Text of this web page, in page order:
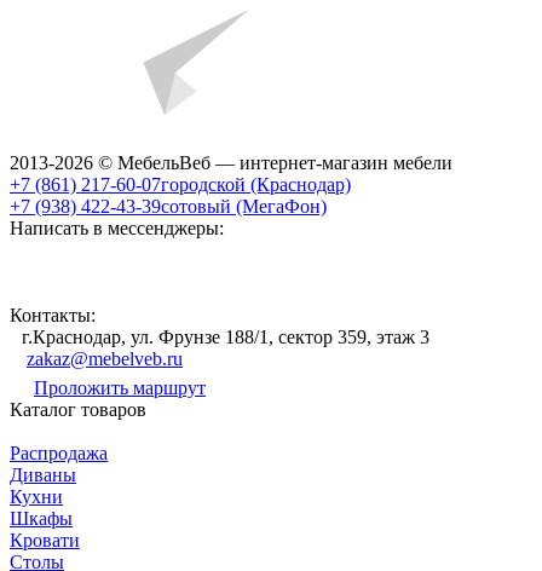
2013-2026 © МебельВеб — интернет-магазин мебели
+7 (861) 217-60-07городской (Краснодар)
+7 (938) 422-43-39сотовый (МегаФон)
Написать в мессенджеры:
Контакты:
г.Краснодар, ул. Фрунзе 188/1, сектор 359, этаж 3
zakaz@mebelveb.ru
Проложить маршрут
Каталог товаров
Распродажа
Диваны
Кухни
Шкафы
Кровати
Столы